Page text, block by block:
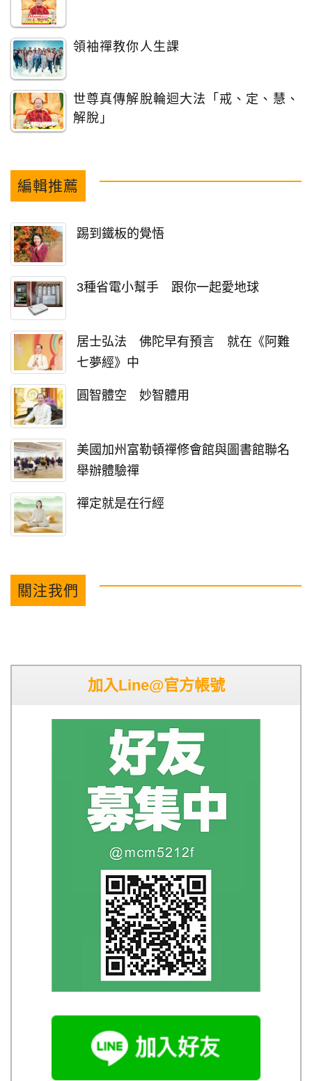
領袖禪教你人生課
世尊真傳解脫輪迴大法「戒、定、慧、
解脫」
編輯推薦
踢到鐵板的覺悟
3種省電小幫手 跟你一起愛地球
居士弘法 佛陀早有預言 就在《阿難
七夢經》中
圓智體空 妙智體用
美國加州富勒頓禪修會館與圖書館聯名
舉辦體驗禪
禪定就是在行經
關注我們
加入Line@官方帳號